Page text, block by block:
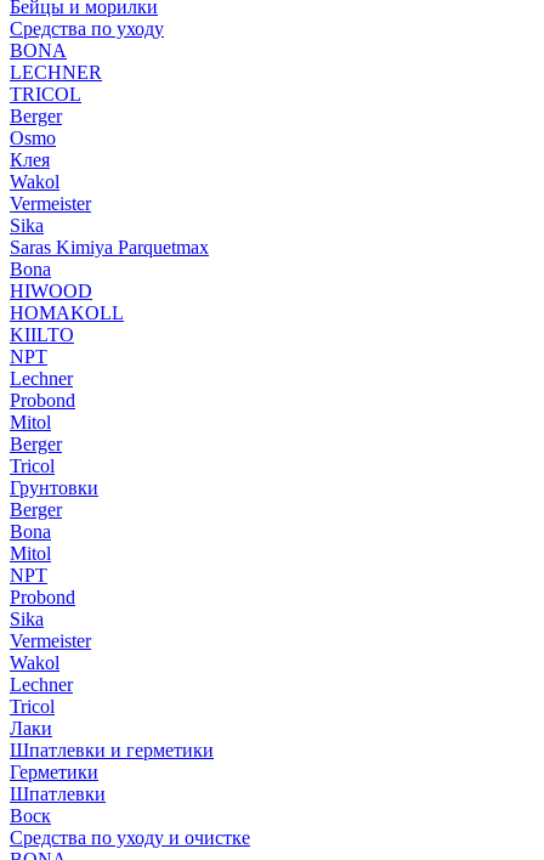
Бейцы и морилки
Средства по уходу
BONA
LECHNER
TRICOL
Berger
Osmo
Клея
Wakol
Vermeister
Sika
Saras Kimiya Parquetmax
Bona
HIWOOD
HOMAKOLL
KIILTO
NPT
Lechner
Probond
Mitol
Berger
Tricol
Грунтовки
Berger
Bona
Mitol
NPT
Probond
Sika
Vermeister
Wakol
Lechner
Tricol
Лаки
Шпатлевки и герметики
Герметики
Шпатлевки
Воск
Средства по уходу и очистке